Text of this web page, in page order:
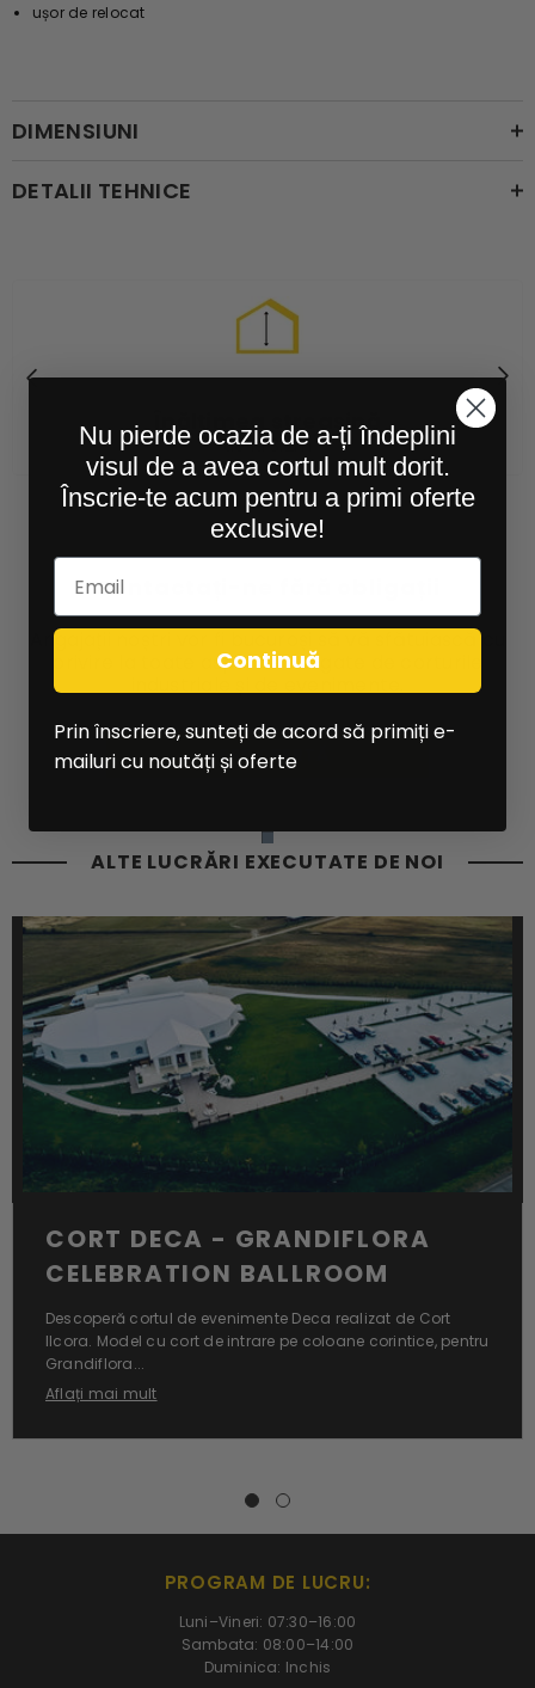
ușor de relocat
DIMENSIUNI
DETALII TEHNICE
Înălțimea streașină
de la 3.2m
Contactați-ne fără obligații
Angajații noștri vor fi bucuroși să vă sfătuiască cu
privire la toate aspectele legate de corturile
CERE OFERTĂ
ALTE LUCRĂRI EXECUTATE DE NOI
CORT DECA - GRANDIFLORA
CELEBRATION BALLROOM
Descoperă cortul de evenimente Deca realizat de Cort
Ilcora. Model cu cort de intrare pe coloane corintice, pentru
Grandiflora...
Aflați mai mult
PROGRAM DE LUCRU:
Luni–Vineri: 07:30–16:00
Sambata: 08:00–14:00
Duminica: Inchis
Nu pierde ocazia de a-ți îndeplini
visul de a avea cortul mult dorit.
Înscrie-te acum pentru a primi oferte
exclusive!
Continuă
Prin înscriere, sunteți de acord să primiți e-
mailuri cu noutăți și oferte